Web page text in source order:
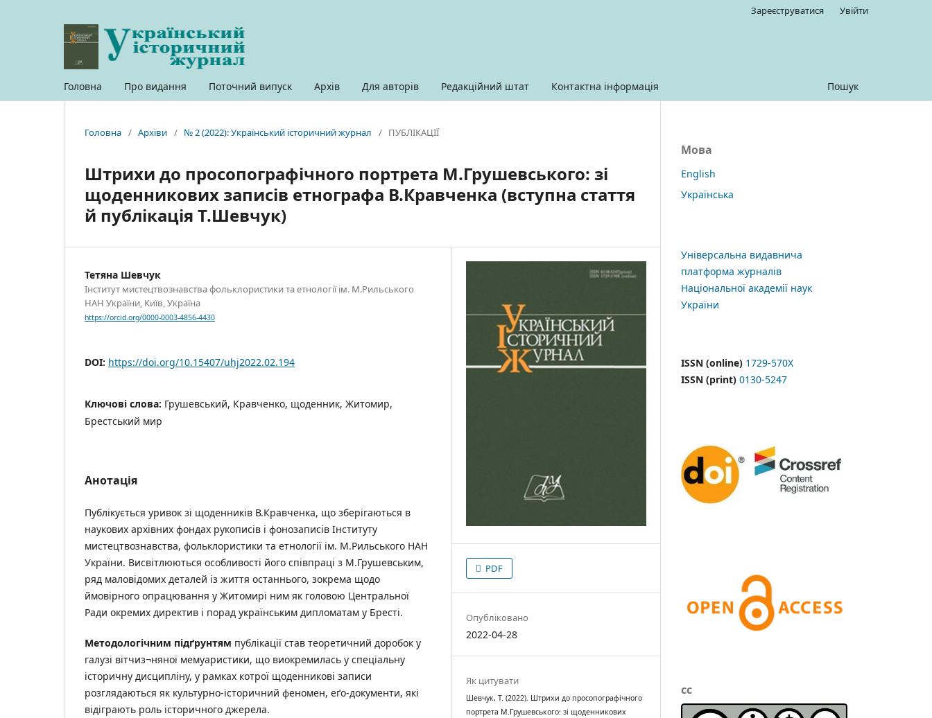
Головна Про видання Поточний випуск Архів Для авторів Редакційний штат Контактна інформація Пошук
Зареєструватися Увійти
Головна / Архіви / № 2 (2022): Український історичний журнал / ПУБЛІКАЦІЇ
Штрихи до просопографічного портрета М.Грушевського: зі
щоденникових записів етнографа В.Кравченка (вступна стаття
й публікація Т.Шевчук)
Тетяна Шевчук
Інститут мистецтвознавства фольклористики та етнології ім. М.Рильського
НАН України, Київ, Україна
https://orcid.org/0000-0003-4856-4430
DOI: https://doi.org/10.15407/uhj2022.02.194
Ключові слова: Грушевський, Кравченко, щоденник, Житомир,
Брестський мир
Анотація
Публікується уривок зі щоденників В.Кравченка, що зберігаються в
наукових архівних фондах рукописів і фонозаписів Інституту
мистецтвознавства, фольклористики та етнології ім. М.Рильського НАН
України. Висвітлюються особливості його співпраці з М.Грушевським,
ряд маловідомих деталей із життя останнього, зокрема щодо
ймовірного опрацювання у Житомирі ним як головою Центральної
Ради окремих директив і порад українським дипломатам у Бресті.
Методологічним підґрунтям публікації став теоретичний доробок у
галузі вітчиз¬няної мемуаристики, що виокремилась у спеціальну
історичну дисципліну, у рамках котрої щоденникові записи
розглядаються як культурно-історичний феномен, еґо-документи, які
відіграють роль історичного джерела.
PDF
Опубліковано
2022-04-28
Як цитувати
Шевчук, Т. (2022). Штрихи до просопографічного
портрета М.Грушевського: зі щоденникових
Мова
English
Українська
Універсальна видавнича
платформа журналів
Національної академії наук
України
ISSN (online) 1729-570X
ISSN (print) 0130-5247
cc